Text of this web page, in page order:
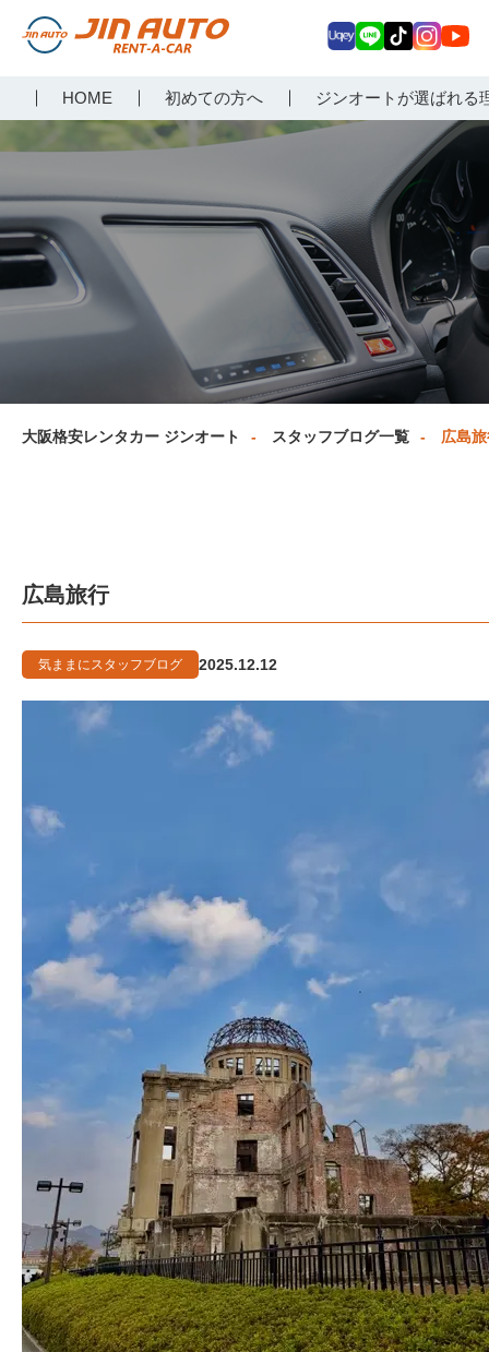
らジンオートレンタカー
HOME 初めての方へ ジンオートが選ばれる
ey E
Tokagr
am
uT
ub
大阪格安レンタカー ジンオート スタッフブログ一覧 広島
広島旅行
気ままにスタッフブログ 2025.12.12